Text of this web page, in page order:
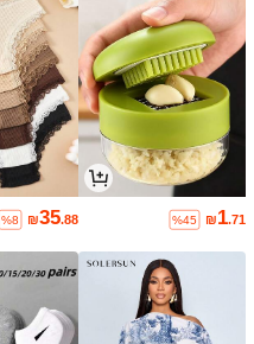
₪1.71
%45
₪35.88
%8